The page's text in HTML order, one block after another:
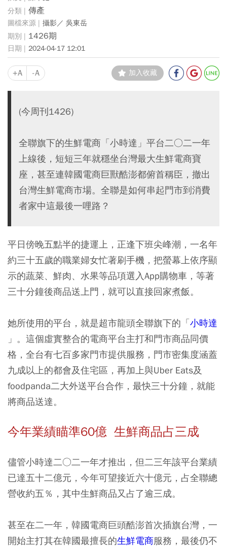
傳產
攝影／ 吳東岳
1426期
2024-04-17 12:01
+A -A 加入收藏
(今周刊1426)
全聯旗下的生鮮電商「小時達」平台二○二一年
上線後，短短三年就穩坐台灣最大生鮮電商寶
座，甚至連韓國電商巨獸酷澎都俯首稱臣，撤出
台灣生鮮電商市場。全聯是如何串起門市到消費
者家中這最後一哩路？
平日傍晚五點半的捷運上，正逢下班尖峰潮，一名年
約三十五歲的職業婦女忙著刷手機，把螢幕上依序顯
示的蔬菜、鮮肉、水果等品項選入App購物車，等著
三十分鐘後商品送上門，就可以直接回家煮飯。
她所使用的平台，就是超市龍頭全聯旗下的「小時達
」。這個虛實整合的電商平台主打和門市商品同價
格，全台有七百多家門市提供服務，門市密集度涵蓋
九成以上的都會及住宅區，再加上與Uber Eats及
foodpanda二大外送平台合作，最快三十分鐘，就能
將商品送達。
今年業績瞄準60億 生鮮商品占三成
儘管小時達二○二一年才推出，但二三年該平台業績
已達五十二億元，今年可望接近六十億元，占全聯總
營收約五％，其中生鮮商品又占了逾三成。
甚至在二一年，韓國電商巨頭酷澎首次插旗台灣，一
開始主打其在韓國最擅長的生鮮電商服務，最後仍不